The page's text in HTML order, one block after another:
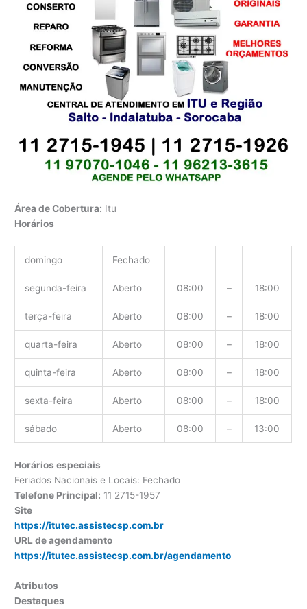
Área de Cobertura: Itu
Horários
domingo Fechado
segunda-feira Aberto 08:00 – 18:00
terça-feira Aberto 08:00 – 18:00
quarta-feira Aberto 08:00 – 18:00
quinta-feira Aberto 08:00 – 18:00
sexta-feira Aberto 08:00 – 18:00
sábado Aberto 08:00 – 13:00
Horários especiais
Feriados Nacionais e Locais: Fechado
Telefone Principal: 11 2715-1957
Site
https://itutec.assistecsp.com.br
URL de agendamento
https://itutec.assistecsp.com.br/agendamento
Atributos
Destaques